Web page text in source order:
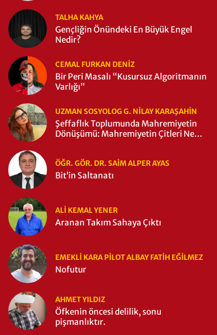
TALHA KAHYA
Gençliğin Önündeki En Büyük Engel
Nedir?
CEMAL FURKAN DENİZ
Bir Peri Masalı “Kusursuz Algoritmanın
Varlığı”
UZMAN SOSYOLOG G. NILAY KARAŞAHİN
Şeffaflık Toplumunda Mahremiyetin
Dönüşümü: Mahremiyetin Çitleri Ne
ÖĞR. GÖR. DR. SAIM ALPER AYAS
Bit’in Saltanatı
ALI KEMAL YENER
Aranan Takım Sahaya Çıktı
EMEKLI KARA PILOT ALBAY FATIH EĞİLMEZ
Nofutur
AHMET YILDIZ
Öfkenin öncesi delilik, sonu
pişmanlıktır.